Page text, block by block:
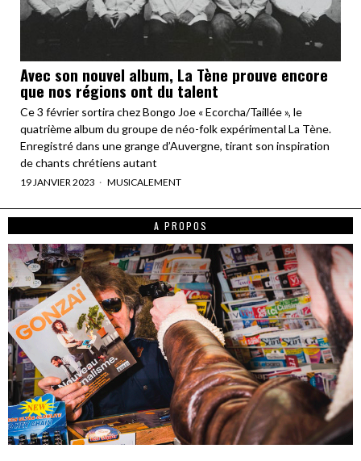
Avec son nouvel album, La Tène prouve encore
que nos régions ont du talent
Ce 3 février sortira chez Bongo Joe « Ecorcha/Taillée », le
quatrième album du groupe de néo-folk expérimental La Tène.
Enregistré dans une grange d’Auvergne, tirant son inspiration
de chants chrétiens autant
19 JANVIER 2023 MUSICALEMENT
A PROPOS